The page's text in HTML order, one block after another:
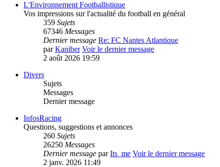
L'Environnement Footballistique
Vos impressions sur l'actualité du football en général
359 Sujets
67346 Messages
Dernier message Re: FC Nantes Atlantique
parKaniber Voir le dernier message
2 août 2026 19:59
Divers
Sujets
Messages
Dernier message
InfosRacing
Questions, suggestions et annonces
260 Sujets
26250 Messages
Dernier message parIts_me Voir le dernier message
2 janv. 2026 11:49